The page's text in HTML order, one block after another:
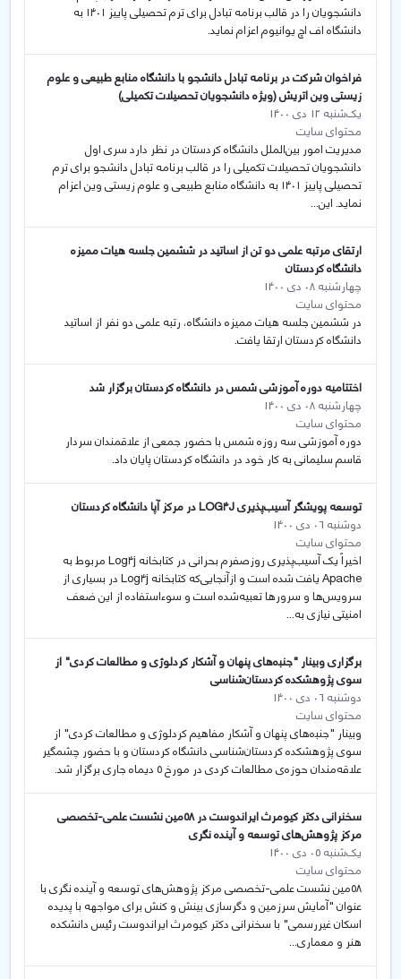
دانشجویان را در قالب برنامه تبادل برای ترم تحصیلی پاییز ۱۴۰۱ به
دانشگاه اف اچ یوانیوم اعزام نماید.
فراخوان شرکت در برنامه تبادل دانشجو با دانشگاه منابع طبیعی و علوم
زیستی وین اتریش (ویژه دانشجویان تحصیلات تکمیلی)
یک‌شنبه 12 دی 1400
محتوای سایت
مدیریت امور بین‌الملل دانشگاه کردستان در نظر دارد سری اول
دانشجویان تحصیلات تکمیلی را در قالب برنامه تبادل دانشجو برای ترم
تحصیلی پاییز ۱۴۰۱ به دانشگاه منابع طبیعی و علوم زیستی وین اعزام
نماید. این...
ارتقای مرتبه علمی دو تن از اساتید در ششمین جلسه هیات ممیزه
دانشگاه کردستان
چهارشنبه 08 دی 1400
محتوای سایت
در ششمین جلسه هیات ممیزه دانشگاه، رتبه علمی دو نفر از اساتید
دانشگاه کردستان ارتقا یافت.
اختتامیه دوره آموزشی شمس در دانشگاه کردستان برگزار شد
چهارشنبه 08 دی 1400
محتوای سایت
دوره آموزشی سه روزه شمس با حضور جمعی از علاقمندان سردار
قاسم سلیمانی به کار خود در دانشگاه کردستان پایان داد.
توسعه پویشگر آسیب‌پذیری LOG۴J در مرکز آپا دانشگاه کردستان
دوشنبه 06 دی 1400
محتوای سایت
اخیراً یک آسیب‌پذیری روزصفرم بحرانی در کتابخانه Log۴j مربوط به
Apache یافت شده است و ازآنجایی‌که کتابخانه Log۴j در بسیاری از
سرویس‌ها و سرورها تعبیه‌شده است و سوءاستفاده از این ضعف
امنیتی نیازی به...
برگزاری وبینار "جنبەهای پنهان و آشکار کردلوژی و مطالعات کردی" از
سوی پژوهشکدە کردستان‌شناسی
دوشنبه 06 دی 1400
محتوای سایت
وبینار "جنبەهای پنهان و آشکار مفاهیم کردلوژی و مطالعات کردی" از
سوی پژوهشکدە کردستان‌شناسی دانشگاە کردستان و با حضور چشمگیر
علاقه‌مندان حوزه‌ی مطالعات کردی در مورخ ۵ دیماە جاری برگزار شد.
سخنرانی دکتر کیومرث ایراندوست در ۵۸مین نشست علمی-تخصصی
مرکز پژوهش‌های توسعه و آینده نگری
یک‌شنبه 05 دی 1400
محتوای سایت
۵۸مین نشست علمی-تخصصی مرکز پژوهش‌های توسعه و آینده نگری با
عنوان "آمایش سرزمین و دگرسازی بینش و کنش برای مواجهه با پدیده
اسکان غیررسمی" با سخنرانی دکتر کیومرث ایراندوست رئیس دانشکده
هنر و معماری...